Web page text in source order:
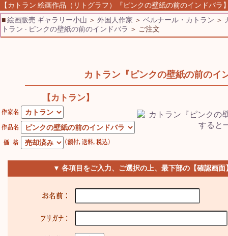
【カトラン 絵画作品（リトグラフ）『ピンクの壁紙の前のインドバラ
■絵画販売 ギャラリー小山 ＞ 外国人作家 ＞ ベルナール・カトラン ＞
トラン - ピンクの壁紙の前のインドバラ ＞ ご注文
カトラン『ピンクの壁紙の前のイ
【カトラン】
▼ 各項目をご入力、ご選択の上、最下部の【確認画